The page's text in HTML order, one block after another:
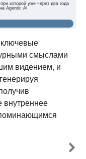
которой уже через два года
Agentic AI
смыслами
видением, и
внутреннее